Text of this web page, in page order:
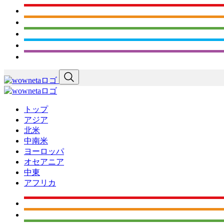
トップ
アジア
北米
中南米
ヨーロッパ
オセアニア
中東
アフリカ